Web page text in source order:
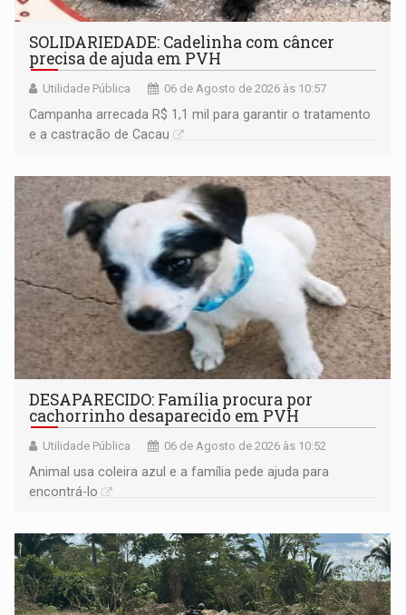
SOLIDARIEDADE: Cadelinha com câncer
precisa de ajuda em PVH
Utilidade Pública 06 de Agosto de 2026 às 10:57
Campanha arrecada R$ 1,1 mil para garantir o tratamento
e a castração de Cacau
DESAPARECIDO: Família procura por
cachorrinho desaparecido em PVH
Utilidade Pública 06 de Agosto de 2026 às 10:52
Animal usa coleira azul e a família pede ajuda para
encontrá-lo